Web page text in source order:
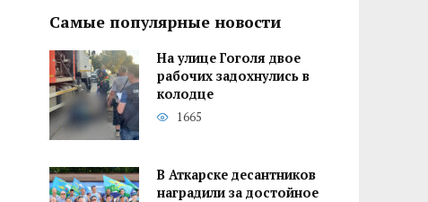
Самые популярные новости
На улице Гоголя двое
рабочих задохнулись в
колодце
1665
В Аткарске десантников
наградили за достойное